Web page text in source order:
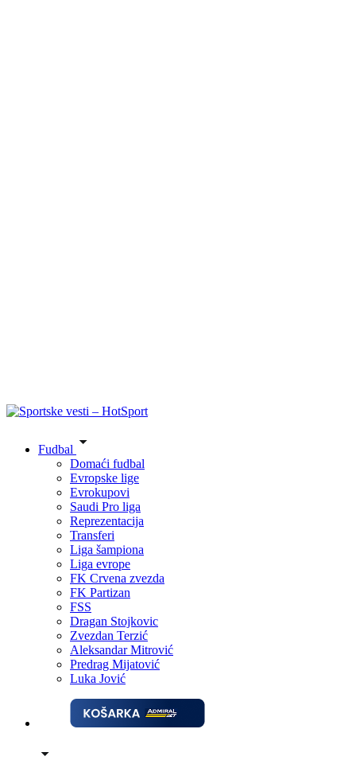
Fudbal
Domaći fudbal
Evropske lige
Evrokupovi
Saudi Pro liga
Reprezentacija
Transferi
Liga šampiona
Liga evrope
FK Crvena zvezda
FK Partizan
FSS
Dragan Stojkovic
Zvezdan Terzić
Aleksandar Mitrović
Predrag Mijatović
Luka Jović